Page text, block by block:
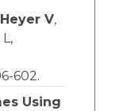
Heyer V,
602.
Using